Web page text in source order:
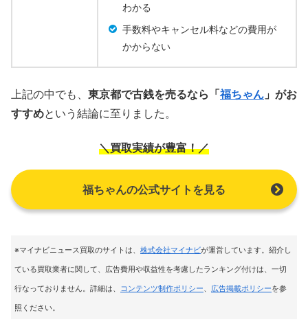
わかる
手数料やキャンセル料などの費用が
かからない
上記の中でも、 東京都で古銭を売るなら「福ちゃん 」がお
すすめという結論に至りました。
＼買取実績が豊富！／
福ちゃんの公式サイトを見る
※マイナビニュース買取のサイトは、 株式会社マイナビが運営しています。紹介し
ている買取業者に関して、広告費用や収益性を考慮したランキング付けは、一切
行なっておりません。詳細は、 コンテンツ制作ポリシー、 広告掲載ポリシーを参
照ください。